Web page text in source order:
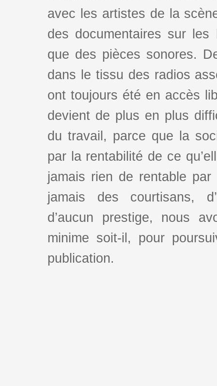
avec les artistes de la
des documentaires sur
que des pièces sonores.
dans le tissu des radios
ont toujours été en accès
devient de plus en plus
du travail, parce que la
par la rentabilité de ce
jamais rien de rentable
jamais des courtisans,
d’aucun prestige, nous
minime soit-il, pour
publication.